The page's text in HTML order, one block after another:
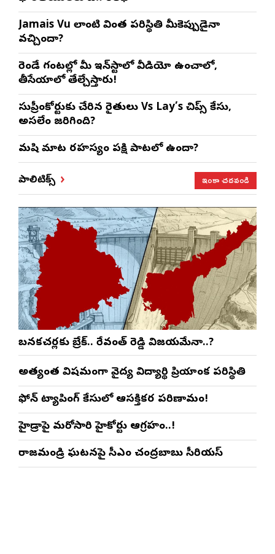
Jamais Vu లాంటి వింత పరిస్థితి మీకెప్పుడైనా
వచ్చిందా?
రెండే గంటల్లో మీ ఇన్‌స్టాలో వీడియో ఉంచాలో,
తీసేయాలో తేల్చేస్తారు!
సుప్రీంకోర్టుకు చేరిన రైతులు Vs Lay’s చిప్స్‌ కేసు,
అసలేం జరిగింది?
మనిషి మాట రహస్యం పక్షి పాటలో ఉందా?
పాలిటిక్స్ ఇంకా చదవండి
బనకచర్లకు బ్రేక్.. రేవంత్ రెడ్డి విజయమేనా..?
అత్యంత విషమంగా వైద్య విద్యార్థిని ప్రియాంక పరిస్థితి
ఫోన్ ట్యాపింగ్ కేసులో ఆసక్తికర పరిణామం!
హైడ్రాపై మరోసారి హైకోర్టు ఆగ్రహం..!
రాజమండ్రి ఘటనపై సీఎం చంద్రబాబు సీరియస్